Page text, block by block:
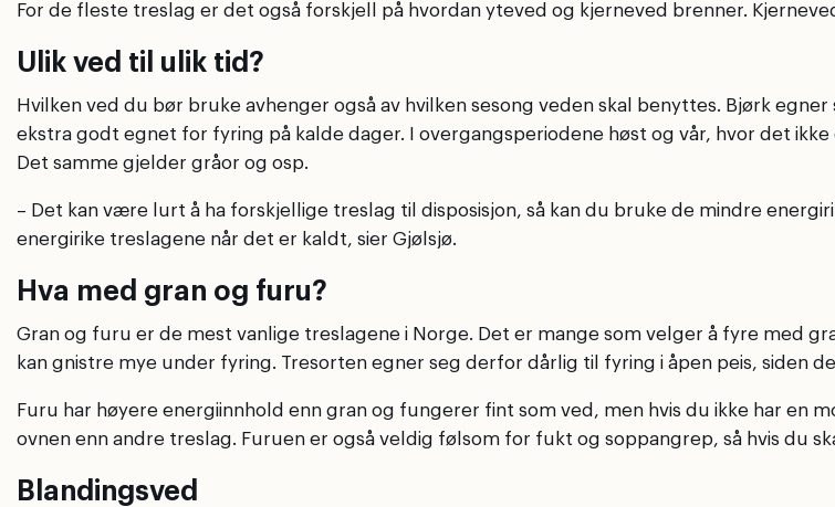
For de fleste treslag er det også forskjell på hvordan yteved og kjerneved brenner.
Ulik ved til ulik tid?
Hvilken ved du bør bruke avhenger også av hvilken sesong veden skal benyttes. Bjørk
ekstra godt egnet for fyring på kalde dager. I overgangsperiodene høst og vår, hvor det
Det samme gjelder gråor og osp.
– Det kan være lurt å ha forskjellige treslag til disposisjon, så kan du bruke de mindre
energirike treslagene når det er kaldt, sier Gjølsjø.
Hva med gran og furu?
Gran og furu er de mest vanlige treslagene i Norge. Det er mange som velger å fyre med
kan gnistre mye under fyring. Tresorten egner seg derfor dårlig til fyring i åpen peis, siden
Furu har høyere energiinnhold enn gran og fungerer fint som ved, men hvis du ikke har
ovnen enn andre treslag. Furuen er også veldig følsom for fukt og soppangrep, så hvis du
Blandingsved